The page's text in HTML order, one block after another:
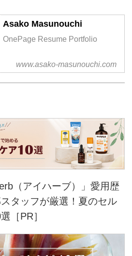
Asako Masunouchi
OnePage Resume Portfolio
www.asako-masunouchi.com
（アイハーブ）」愛用歴
タッフが厳選！夏のセル
［PR］